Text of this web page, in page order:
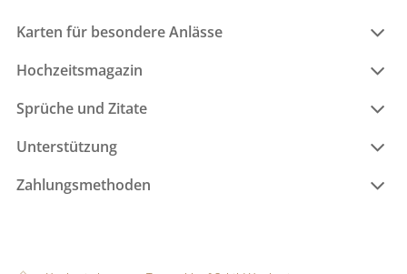
Karten für besondere Anlässe
Hochzeitsmagazin
Sprüche und Zitate
Unterstützung
Zahlungsmethoden